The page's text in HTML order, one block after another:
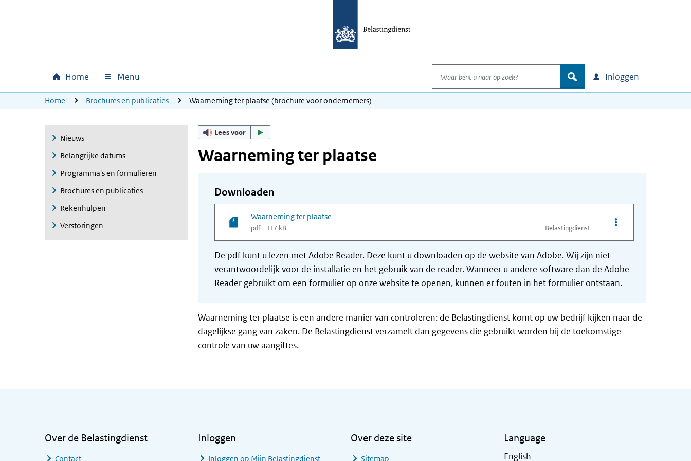
Hoofdnavigatie
Home Menu
Waar bent u naar op zoek?
zoek Inloggen
U bevindt zich hier:
Home Brochures en publicaties Waarneming ter plaatse (brochure voor ondernemers)
Nieuws
Belangrijke datums
Programma's en formulieren
Brochures en publicaties
Rekenhulpen
Verstoringen
Lees voor
Waarneming ter plaatse
Downloaden
Waarneming ter plaatse
pdf - 117 kB Belastingdienst
Opties van bestand
De pdf kunt u lezen met Adobe Reader. Deze kunt u downloaden op de website van Adobe. Wij zijn niet
verantwoordelijk voor de installatie en het gebruik van de reader. Wanneer u andere software dan de Adobe
Reader gebruikt om een formulier op onze website te openen, kunnen er fouten in het formulier ontstaan.
Waarneming ter plaatse is een andere manier van controleren: de Belastingdienst komt op uw bedrijf kijken naar de
dagelijkse gang van zaken. De Belastingdienst verzamelt dan gegevens die gebruikt worden bij de toekomstige
controle van uw aangiftes.
Over de Belastingdienst
Contact
Inloggen
Inloggen op Mijn Belastingdienst
Over deze site
Sitemap
Language
English